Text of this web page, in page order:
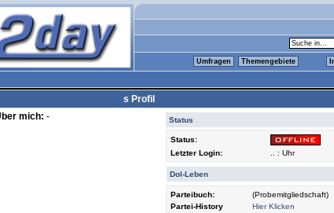
Umfragen Themengebiete
s Profil
Status
Status:
Letzter Login:
.. : Uhr
Dol-Leben
Parteibuch:
(Probemitgliedschaft)
Partei-History
Hier Klicken
mich: -